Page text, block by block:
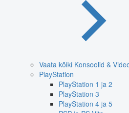
Vaata kõiki Konsoolid &
PlayStation
PlayStation 1 ja 2
PlayStation 3
PlayStation 4 ja 5